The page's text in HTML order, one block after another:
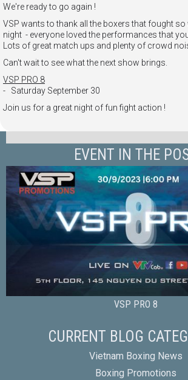
We're ready to go again !
VSP wants to thank all the boxers that fought so
night - everyone loved the performances that
Lots of great match ups and plenty of crowd
Can't wait to see what the next show brings.
VSP PRO 8
- Saturday September 30
Join us for a great night of fun fight action !
EVENT IN THE
VSP PRO 8
CURRENT BLOG
Vietnam Boxing News
Boxing Promotions